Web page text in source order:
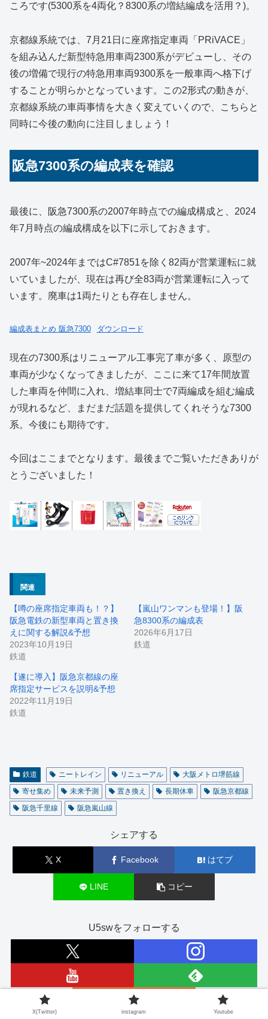
ころです(5300系を4両化？8300系の増結編成を活用？)。
京都線系統では、7月21日に座席指定車両「PRiVACE」
を組み込んだ新型特急用車両2300系がデビューし、その
後の増備で現行の特急用車両9300系を一般車両へ格下げ
することが明らかとなっています。この2形式の動きが、
京都線系統の車両事情を大きく変えていくので、こちらと
同時に今後の動向に注目しましょう！
阪急7300系の編成表を確認
最後に、阪急7300系の2007年時点での編成構成と、2024
年7月時点の編成構成を以下に示しておきます。
2007年~2024年まではC#7851を除く82両が営業運転に就
いていましたが、現在は再び全83両が営業運転に入って
います。廃車は1両たりとも存在しません。
編成表まとめ 阪急7300 ダウンロード
現在の7300系はリニューアル工事完了車が多く、原型の
車両が少なくなってきましたが、ここに来て17年間放置
した車両を仲間に入れ、増結車同士で7両編成を組む編成
が現れるなど、まだまだ話題を提供してくれそうな7300
系。今後にも期待です。
今回はここまでとなります。最後までご覧いただきありが
とうございました！
関連
【噂の座席指定車両も！？】
阪急電鉄の新型車両と置き換
えに関する解説&予想
2023年10月19日
鉄道
【嵐山ワンマンも登場！】阪
急8300系の編成表
2026年6月17日
鉄道
【遂に導入】阪急京都線の座
席指定サービスを説明&予想
2022年11月19日
鉄道
鉄道 ニートレイン リニューアル
大阪メトロ堺筋線
寄せ集め
未来予測 置き換え 長期休車
阪急京都線
阪急千里線
阪急嵐山線
シェアする
X Facebook はてブ
LINE コピー
U5swをフォローする
X(Twitter) instagram Youtube